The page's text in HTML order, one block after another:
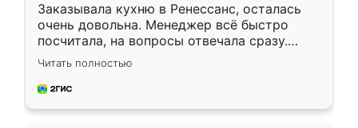
Заказывала кухню в Ренессанс, осталась
очень довольна. Менеджер всё быстро
посчитала, на вопросы отвечала сразу.
Замерщик приехал в субботу, подошёл к
делу со всей ответственностью. Собрали
за день, ребята работали аккуратно, даже
Читать полностью